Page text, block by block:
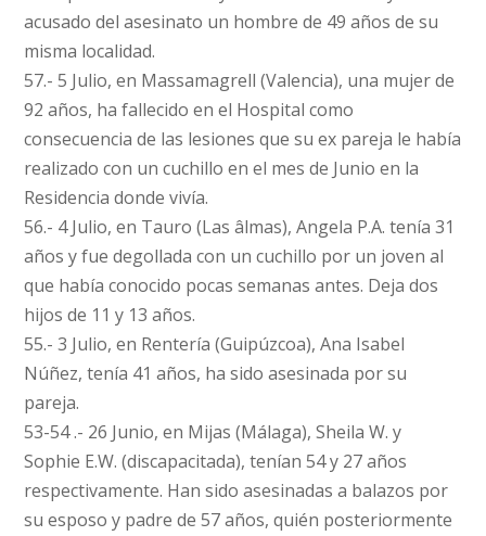
acusado del asesinato un hombre de 49 años de su
misma localidad.
57.- 5 Julio, en Massamagrell (Valencia), una mujer de
92 años, ha fallecido en el Hospital como
consecuencia de las lesiones que su ex pareja le había
realizado con un cuchillo en el mes de Junio en la
Residencia donde vivía.
56.- 4 Julio, en Tauro (Las âlmas), Angela P.A. tenía 31
años y fue degollada con un cuchillo por un joven al
que había conocido pocas semanas antes. Deja dos
hijos de 11 y 13 años.
55.- 3 Julio, en Rentería (Guipúzcoa), Ana Isabel
Núñez, tenía 41 años, ha sido asesinada por su
pareja.
53-54 .- 26 Junio, en Mijas (Málaga), Sheila W. y
Sophie E.W. (discapacitada), tenían 54 y 27 años
respectivamente. Han sido asesinadas a balazos por
su esposo y padre de 57 años, quién posteriormente